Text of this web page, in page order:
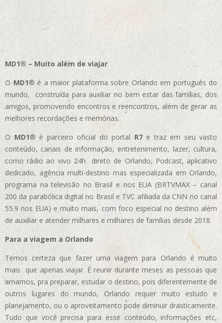
MD1® – Muito além de viajar
O MD1® é a maior plataforma sobre Orlando em português do
mundo, construída para auxiliar no bem estar das famílias, dos
amigos, promovendo encontros e reencontros, além de gerar as
melhores recordações e memórias.
OMD1® é parceiro oficial do portal R7e traz em seu vasto
conteúdo, canais de informação, entretenimento, lazer, cultura,
como rádio ao vivo 24h direto de Orlando, Podcast, aplicativo
dedicado, agência multi-destino mas especializada em Orlando,
programa na televisão no Brasil e nos EUA (BRTVMAX – canal
200 da parabólica digital no Brasil e TVC afiliada da CNN no canal
55.9 nos EUA) e muito mais, com foco especial no destino além
de auxiliar e atender milhares e milhares de famílias desde 2018.
Para a viagem a Orlando
Temos certeza que fazer uma viagem para Orlando é muito
mais que apenas viajar. É reunir durante meses as pessoas que
amamos, pra preparar, estudar o destino, pois diferentemente de
outros lugares do mundo, Orlando requer muito estudo e
planejamento, ou o aproveitamento pode diminuir drasticamente.
Tudo que você precisa para esse conteúdo, informações etc,